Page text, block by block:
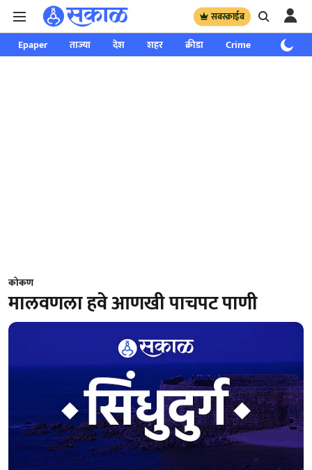
सबस्क्राईब
Epaper ताज्या देश शहर क्रीडा Crime साप्ताहिक
कोकण
मालवणला हवे आणखी पाचपट पाणी